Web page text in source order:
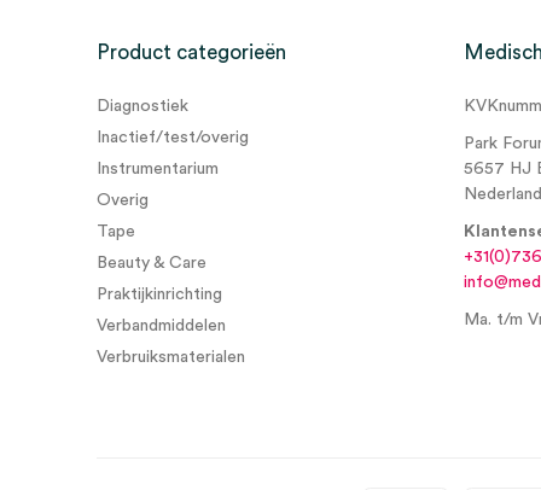
Product categorieën
Diagnostiek
Inactief/test/overig
Instrumentarium
Overig
Tape
Beauty & Care
Praktijkinrichting
Verbandmiddelen
Verbruiksmaterialen
Park
5657 HJ
Nederland
Ma. t/m